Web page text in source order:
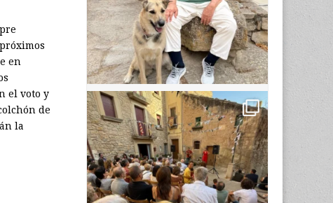
en
el voto y
de
la